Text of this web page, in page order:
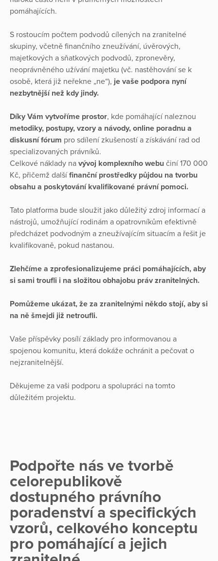
pomáhajících.
S rostoucím počtem podvodů cílených na zranitelné
skupiny, včetně finančního zneužívání, úvěrových,
majetkových a sňatkových podvodů, zpronevěry,
neoprávněného užívání majetku (vč. nastěhování se k
osobě, která již neřekne „ne“), je vaše podpora nyní
nezbytnější než kdy jindy.
Díky Vám vytvoříme prostor, kde pomáhající naleznou
metodiky, postupy, vzory a návody, online poradnu a
diskusní fórum pro sdílení zkušeností a získávání rad od
specializovaných právníků.
Celkové náklady na vývoj komplexního webu činí 170 000
Kč, přičemž dalšífinanční prostředky půjdou na tvorbu
obsahu a poskytování kvalifikované právní pomoci.
Tato platforma bude sloužit jako důležitý zdroj informací a
nástrojů, umožňující rodinám a opatrovníkům efektivně
předcházet podvodným a zneužívajícím situacím a řešit je
kvalifikovaně, pokud nastanou.
Zlehčíme a zprofesionalizujeme práci pomáhajících, aby
si sami troufli i na složitou obhajobu práv zranitelných.
Pomůžeme ukázat, že za zranitelnými někdo stojí, aby si
na ně šmejdi již netroufli.
Vaše příspěvky posílí základy pro informovanou a
spojenou komunitu, která dokáže ochránit a pečovat o
nejzranitelnější.
Děkujeme za vaši podporu a spolupráci na tomto
důležitém projektu.
Podpořte nás ve tvorbě
celorepublikově
dostupného právního
poradenství a specifických
vzorů, celkového konceptu
pro pomáhající a jejich